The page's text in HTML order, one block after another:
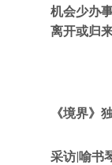
机会少办
离开或归
《境界》
采访|喻书